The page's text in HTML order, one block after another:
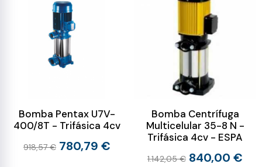
Bomba Pentax U7V-
400/8T - Trifásica 4cv
918,57 € 780,79 €
Bomba Centrífuga
Multicelular 35-8 N -
Trifásica 4cv - ESPA
1.142,05 € 840,00 €